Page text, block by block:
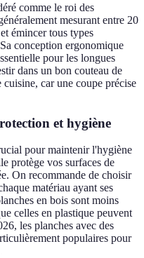
comme le roi des
mesurant entre 20
émincer tous types
conception ergonomique
pour les longues
dans un bon couteau de
car une coupe précise
et hygiène
pour maintenir l'hygiène
protège vos surfaces de
On recommande de choisir
matériau ayant ses
en bois sont moins
celles en plastique peuvent
les planches avec des
populaires pour